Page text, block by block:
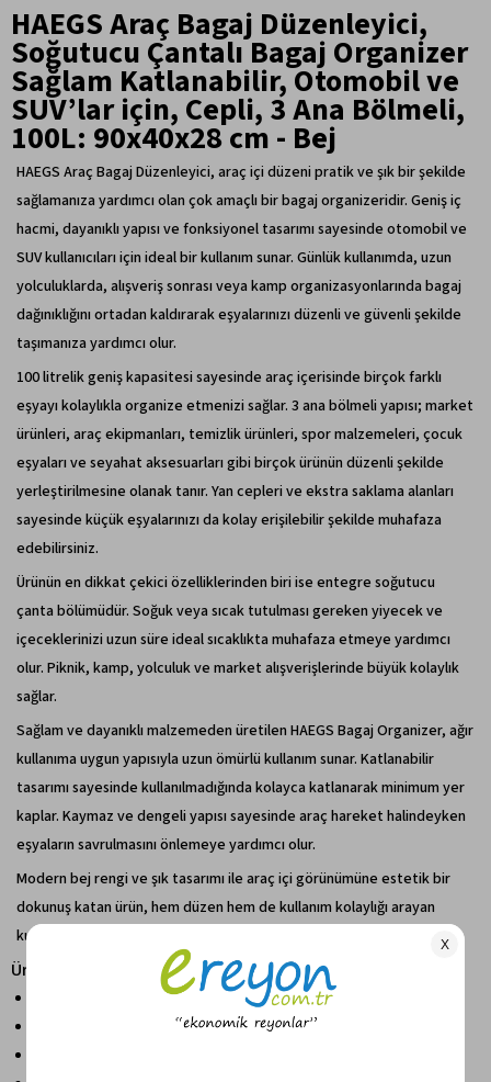
HAEGS Araç Bagaj Düzenleyici,
Soğutucu Çantalı Bagaj Organizer
Sağlam Katlanabilir, Otomobil ve
SUV’lar için, Cepli, 3 Ana Bölmeli,
100L: 90x40x28 cm - Bej
HAEGS Araç Bagaj Düzenleyici, araç içi düzeni pratik ve şık bir şekilde
sağlamanıza yardımcı olan çok amaçlı bir bagaj organizeridir. Geniş iç
hacmi, dayanıklı yapısı ve fonksiyonel tasarımı sayesinde otomobil ve
SUV kullanıcıları için ideal bir kullanım sunar. Günlük kullanımda, uzun
yolculuklarda, alışveriş sonrası veya kamp organizasyonlarında bagaj
dağınıklığını ortadan kaldırarak eşyalarınızı düzenli ve güvenli şekilde
taşımanıza yardımcı olur.
100 litrelik geniş kapasitesi sayesinde araç içerisinde birçok farklı
eşyayı kolaylıkla organize etmenizi sağlar. 3 ana bölmeli yapısı; market
ürünleri, araç ekipmanları, temizlik ürünleri, spor malzemeleri, çocuk
eşyaları ve seyahat aksesuarları gibi birçok ürünün düzenli şekilde
yerleştirilmesine olanak tanır. Yan cepleri ve ekstra saklama alanları
sayesinde küçük eşyalarınızı da kolay erişilebilir şekilde muhafaza
edebilirsiniz.
Ürünün en dikkat çekici özelliklerinden biri ise entegre soğutucu
çanta bölümüdür. Soğuk veya sıcak tutulması gereken yiyecek ve
içeceklerinizi uzun süre ideal sıcaklıkta muhafaza etmeye yardımcı
olur. Piknik, kamp, yolculuk ve market alışverişlerinde büyük kolaylık
sağlar.
Sağlam ve dayanıklı malzemeden üretilen HAEGS Bagaj Organizer, ağır
kullanıma uygun yapısıyla uzun ömürlü kullanım sunar. Katlanabilir
tasarımı sayesinde kullanılmadığında kolayca katlanarak minimum yer
kaplar. Kaymaz ve dengeli yapısı sayesinde araç hareket halindeyken
eşyaların savrulmasını önlemeye yardımcı olur.
Modern bej rengi ve şık tasarımı ile araç içi görünümüne estetik bir
dokunuş katan ürün, hem düzen hem de kullanım kolaylığı arayan
kullanıcılar için ideal bir çözümdür.
Ürün Özellikleri
100 litre geniş iç hacim
Ölçüler: 90 x 40 x 28 cm